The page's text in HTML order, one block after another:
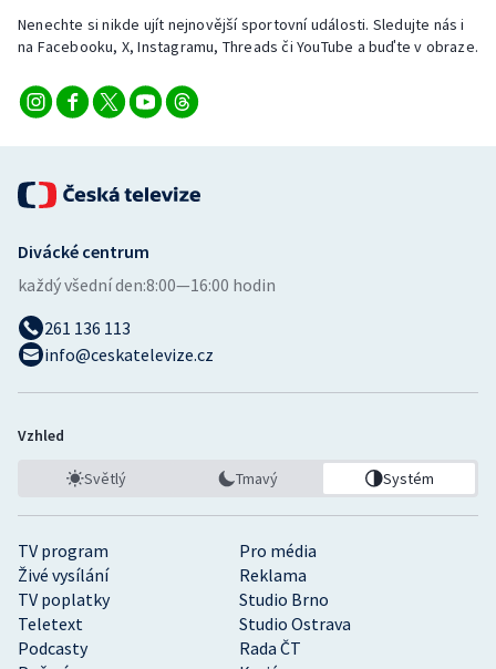
Nenechte si nikde ujít nejnovější sportovní události. Sledujte nás i
na Facebooku, X, Instagramu, Threads či YouTube a buďte v obraze.
TV program
Pro média
Živé vysílání
Reklama
TV poplatky
Studio Brno
Teletext
Studio Ostrava
Podcasty
Rada ČT
Divácké centrum
každý všední den:8:00—16:00 hodin
261 136 113
info@ceskatelevize.cz
Vzhled
Světlý Tmavý Systém